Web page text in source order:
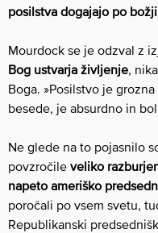
posilstva dogajajo po
Mourdock se je odzval z
Bog ustvarja življenje,
Boga. »Posilstvo je
besede, je absurdno in
Ne glede na to pojasnilo
povzročile veliko
napeto ameriško
poročali po vsem svetu,
Republikanski